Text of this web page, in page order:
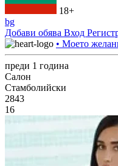
18+
bg
Добави обява Вход
• Моето
преди 1 година
Салон
Стамболийски
2843
16